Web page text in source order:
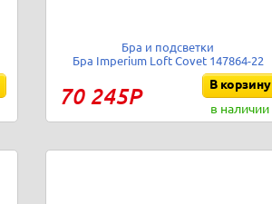
Бра и подсветки
Бра Imperium Loft Covet 147864-22
70 245Р
В корзину
в наличии